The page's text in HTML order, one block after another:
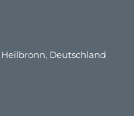
Heilbronn, Deutschland